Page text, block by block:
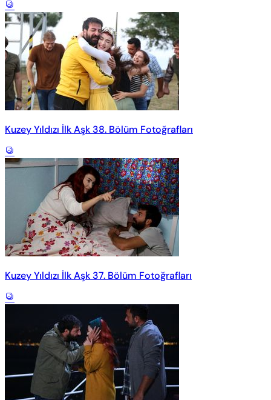
Kuzey Yıldızı İlk Aşk 38. Bölüm Fotoğrafları
Kuzey Yıldızı İlk Aşk 37. Bölüm Fotoğrafları